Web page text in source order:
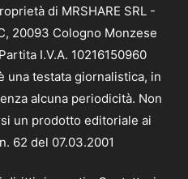
di MRSHARE SRL -
20093 Cologno Monzese
I.V.A. 10216150960
una testata giornalistica, in
alcuna periodicità. Non
un prodotto editoriale ai
62 del 07.03.2001